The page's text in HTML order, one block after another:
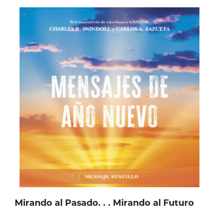
elegir
en
la
página
de
producto
Mirando al Pasado. . . Mirando al Futuro